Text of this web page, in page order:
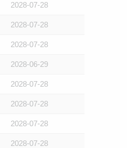
2028-07-28
2028-07-28
2028-07-28
2028-06-29
2028-07-28
2028-07-28
2028-07-28
2028-07-28